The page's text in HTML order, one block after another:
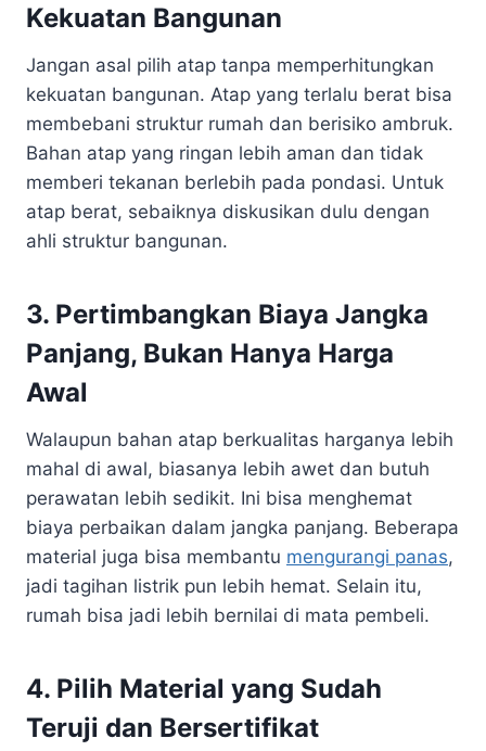
Kekuatan Bangunan
Jangan asal pilih atap tanpa memperhitungkan
kekuatan bangunan. Atap yang terlalu berat bisa
membebani struktur rumah dan berisiko ambruk.
Bahan atap yang ringan lebih aman dan tidak
memberi tekanan berlebih pada pondasi. Untuk
atap berat, sebaiknya diskusikan dulu dengan
ahli struktur bangunan.
3. Pertimbangkan Biaya Jangka
Panjang, Bukan Hanya Harga
Awal
Walaupun bahan atap berkualitas harganya lebih
mahal di awal, biasanya lebih awet dan butuh
perawatan lebih sedikit. Ini bisa menghemat
biaya perbaikan dalam jangka panjang. Beberapa
material juga bisa membantu mengurangi panas,
jadi tagihan listrik pun lebih hemat. Selain itu,
rumah bisa jadi lebih bernilai di mata pembeli.
4. Pilih Material yang Sudah
Teruji dan Bersertifikat